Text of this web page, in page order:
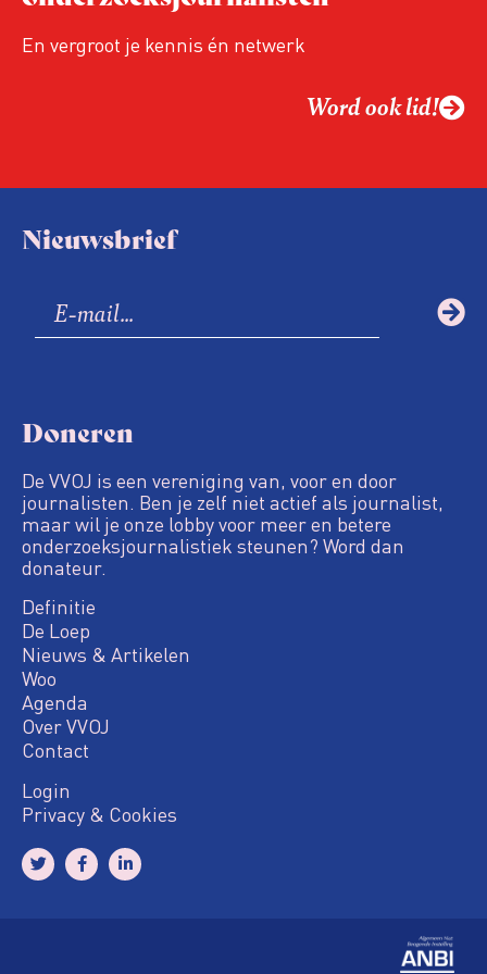
En vergroot je kennis én netwerk
Word ook lid!
Nieuwsbrief
Doneren
De VVOJ is een vereniging van, voor en door
journalisten. Ben je zelf niet actief als journalist,
maar wil je onze lobby voor meer en betere
onderzoeksjournalistiek steunen? Word dan
donateur.
Definitie
De Loep
Nieuws & Artikelen
Woo
Agenda
Over VVOJ
Contact
Login
Privacy & Cookies